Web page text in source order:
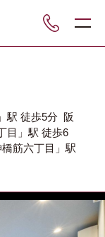
駅 徒歩5分 阪
目」駅 徒歩6
橋筋六丁目」駅